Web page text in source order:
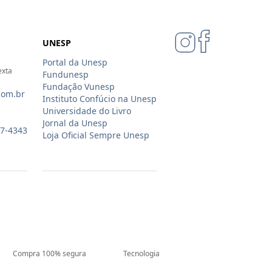
4343
UNESP
Portal da Unesp
Fundunesp
Fundação Vunesp
Instituto Confúcio na Unesp
Universidade do Livro
Jornal da Unesp
Loja Oficial Sempre Unesp
Compra 100% segura Tecnologia